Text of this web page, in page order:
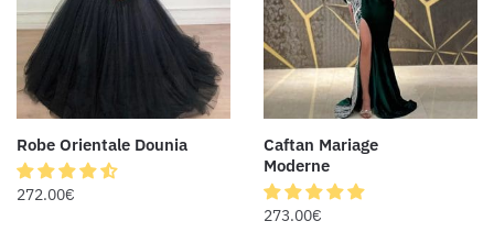
Robe Orientale Dounia
272.00€
Caftan Mariage
Moderne
273.00€